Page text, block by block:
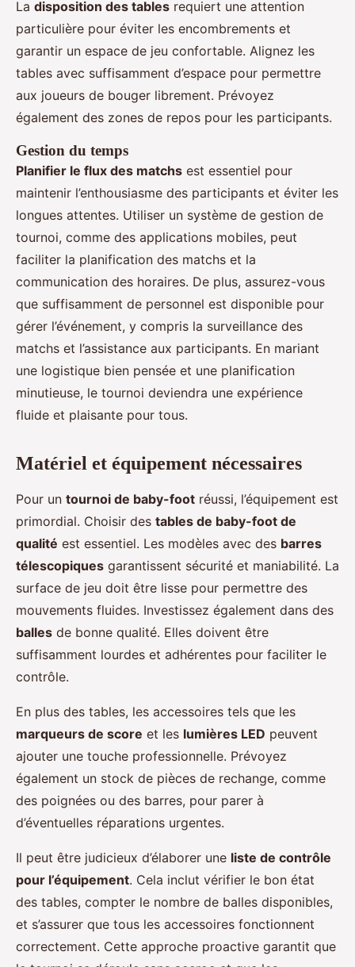
La disposition des tables requiert une attention
particulière pour éviter les encombrements et
garantir un espace de jeu confortable. Alignez les
tables avec suffisamment d’espace pour permettre
aux joueurs de bouger librement. Prévoyez
également des zones de repos pour les participants.
Gestion du temps
Planifier le flux des matchs est essentiel pour
maintenir l’enthousiasme des participants et éviter les
longues attentes. Utiliser un système de gestion de
tournoi, comme des applications mobiles, peut
faciliter la planification des matchs et la
communication des horaires. De plus, assurez-vous
que suffisamment de personnel est disponible pour
gérer l’événement, y compris la surveillance des
matchs et l’assistance aux participants. En mariant
une logistique bien pensée et une planification
minutieuse, le tournoi deviendra une expérience
fluide et plaisante pour tous.
Matériel et équipement nécessaires
Pour un tournoi de baby-foot réussi, l’équipement est
primordial. Choisir des tables de baby-foot de
qualité est essentiel. Les modèles avec des barres
télescopiques garantissent sécurité et maniabilité. La
surface de jeu doit être lisse pour permettre des
mouvements fluides. Investissez également dans des
balles de bonne qualité. Elles doivent être
suffisamment lourdes et adhérentes pour faciliter le
contrôle.
En plus des tables, les accessoires tels que les
marqueurs de score et les lumières LED peuvent
ajouter une touche professionnelle. Prévoyez
également un stock de pièces de rechange, comme
des poignées ou des barres, pour parer à
d’éventuelles réparations urgentes.
Il peut être judicieux d’élaborer une liste de contrôle
pour l’équipement. Cela inclut vérifier le bon état
des tables, compter le nombre de balles disponibles,
et s’assurer que tous les accessoires fonctionnent
correctement. Cette approche proactive garantit que